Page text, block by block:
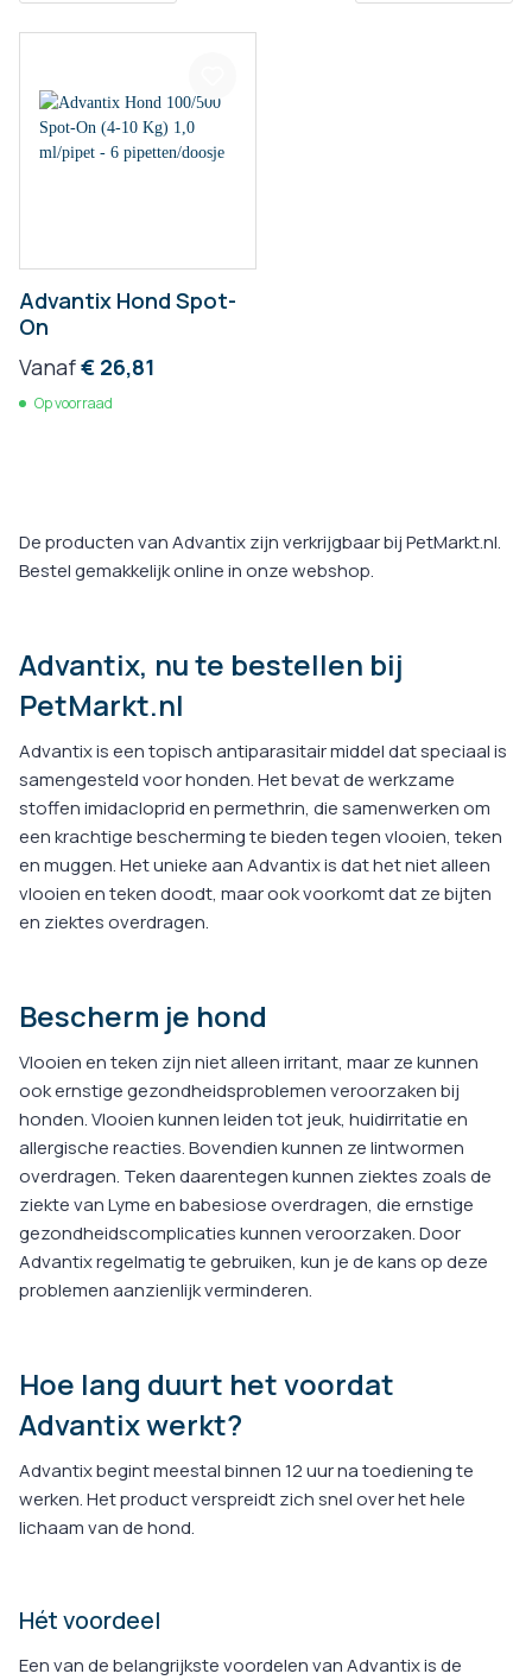
Advantix Hond Spot-
On
Vanaf€ 26,81
Op voorraad
De producten van Advantix zijn verkrijgbaar bij PetMarkt.nl.
Bestel gemakkelijk online in onze webshop.
Advantix, nu te bestellen bij
PetMarkt.nl
Advantix is een topisch antiparasitair middel dat speciaal is
samengesteld voor honden. Het bevat de werkzame
stoffen imidacloprid en permethrin, die samenwerken om
een krachtige bescherming te bieden tegen vlooien, teken
en muggen. Het unieke aan Advantix is dat het niet alleen
vlooien en teken doodt, maar ook voorkomt dat ze bijten
en ziektes overdragen.
Bescherm je hond
Vlooien en teken zijn niet alleen irritant, maar ze kunnen
ook ernstige gezondheidsproblemen veroorzaken bij
honden. Vlooien kunnen leiden tot jeuk, huidirritatie en
allergische reacties. Bovendien kunnen ze lintwormen
overdragen. Teken daarentegen kunnen ziektes zoals de
ziekte van Lyme en babesiose overdragen, die ernstige
gezondheidscomplicaties kunnen veroorzaken. Door
Advantix regelmatig te gebruiken, kun je de kans op deze
problemen aanzienlijk verminderen.
Hoe lang duurt het voordat
Advantix werkt?
Advantix begint meestal binnen 12 uur na toediening te
werken. Het product verspreidt zich snel over het hele
lichaam van de hond.
Hét voordeel
Een van de belangrijkste voordelen van Advantix is de